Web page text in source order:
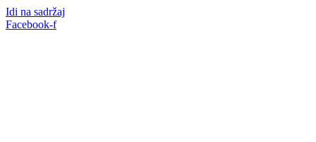
Idi na sadržaj
Facebook-f